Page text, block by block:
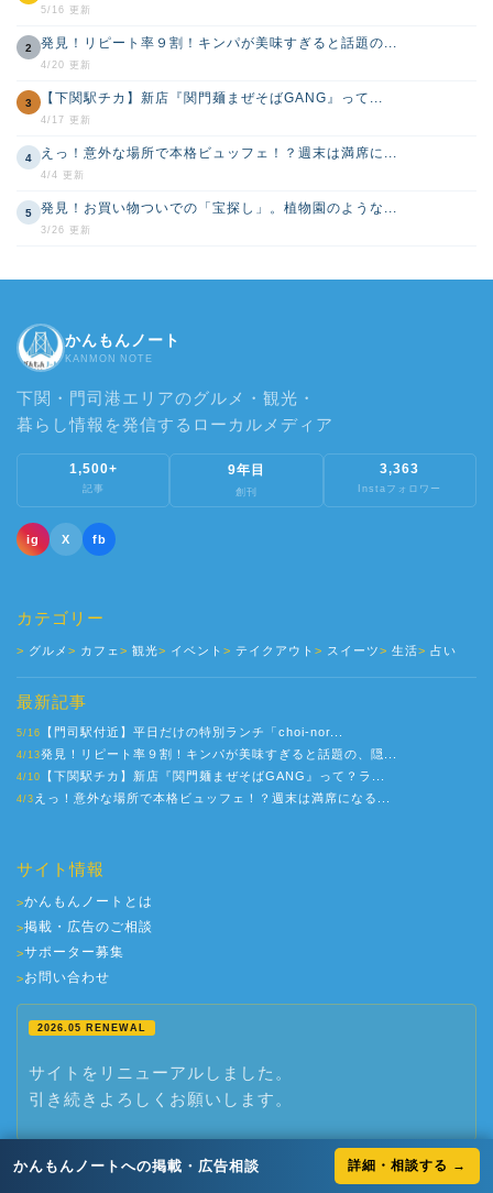
かんもんノートへの掲載・広告相談 詳細・相談する →
5/16 更新
2 発見！リピート率９割！キンパが美味すぎると話題の...
4/20 更新
3 【下関駅チカ】新店『関門麺まぜそばGANG』って...
4/17 更新
4 えっ！意外な場所で本格ビュッフェ！？週末は満席に...
4/4 更新
5 発見！お買い物ついでの「宝探し」。植物園のような...
3/26 更新
かんもんノート
KANMON NOTE
下関・門司港エリアのグルメ・観光・
暮らし情報を発信するローカルメディア
1,500+
記事
9年目
創刊
3,363
Instaフォロワー
ig X fb
カテゴリー
グルメ カフェ 観光 イベント テイクアウト スイーツ 生活 占い
最新記事
5/16 【門司駅付近】平日だけの特別ランチ「choi-nor...
4/13発見！リピート率９割！キンパが美味すぎると話題の、隠...
4/10 【下関駅チカ】新店『関門麺まぜそばGANG』って？ラ...
4/3 えっ！意外な場所で本格ビュッフェ！？週末は満席になる...
サイト情報
>かんもんノートとは
>掲載・広告のご相談
>サポーター募集
>お問い合わせ
2026.05 RENEWAL
サイトをリニューアルしました。
引き続きよろしくお願いします。